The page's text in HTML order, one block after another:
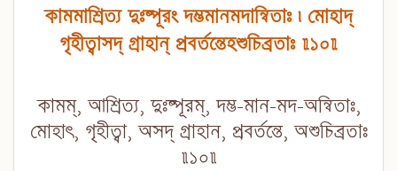
কামমাশ্রিত্য দুঃষ্পূরং দম্ভমানমদান্বিতাঃ ৷ মোহাদ্
গৃহীত্বাসদ্ গ্রাহান্ প্রবর্তন্তেহশুচিব্রতাঃ ॥১০॥
কামম্, আশ্রিত্য, দুঃষ্পূরম্, দম্ভ-মান-মদ-অন্বিতাঃ,
মোহাৎ, গৃহীত্বা, অসদ্ গ্রাহান, প্রবর্তন্তে, অশুচিব্রতাঃ
॥১০॥